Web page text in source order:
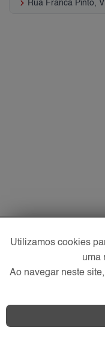
keyboard_arrow_right Rua Franca Pinto,
Utilizamos cookies
uma
Ao navegar neste